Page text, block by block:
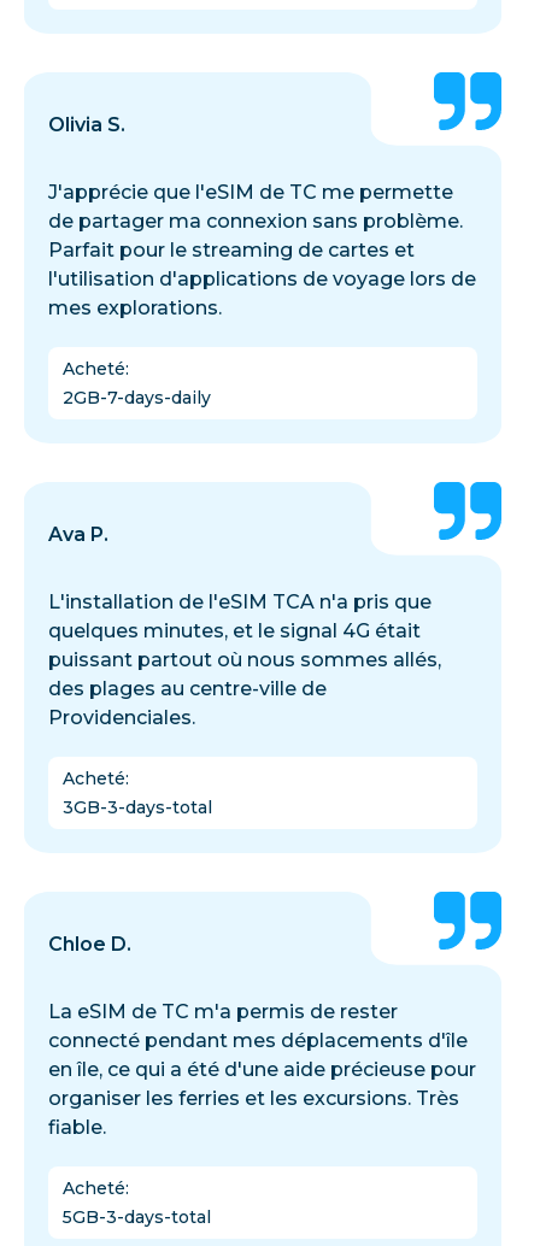
Olivia S.
J'apprécie que l'eSIM de TC me permette
de partager ma connexion sans problème.
Parfait pour le streaming de cartes et
l'utilisation d'applications de voyage lors de
mes explorations.
Acheté:
2GB-7-days-daily
Ava P.
L'installation de l'eSIM TCA n'a pris que
quelques minutes, et le signal 4G était
puissant partout où nous sommes allés,
des plages au centre-ville de
Providenciales.
Acheté:
3GB-3-days-total
Chloe D.
La eSIM de TC m'a permis de rester
connecté pendant mes déplacements d'île
en île, ce qui a été d'une aide précieuse pour
organiser les ferries et les excursions. Très
fiable.
Acheté:
5GB-3-days-total